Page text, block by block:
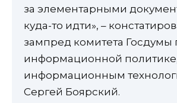
за элементарными
куда-то идти», –
зампред комитета Госдумы
информационной
информационным
Сергей Боярский.